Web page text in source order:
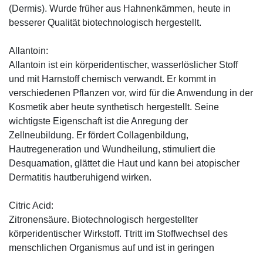
(Dermis). Wurde früher aus Hahnenkämmen, heute in
besserer Qualität biotechnologisch hergestellt.
Allantoin:
Allantoin ist ein körperidentischer, wasserlöslicher Stoff
und mit Harnstoff chemisch verwandt. Er kommt in
verschiedenen Pflanzen vor, wird für die Anwendung in der
Kosmetik aber heute synthetisch hergestellt. Seine
wichtigste Eigenschaft ist die Anregung der
Zellneubildung. Er fördert Collagenbildung,
Hautregeneration und Wundheilung, stimuliert die
Desquamation, glättet die Haut und kann bei atopischer
Dermatitis hautberuhigend wirken.
Citric Acid:
Zitronensäure. Biotechnologisch hergestellter
körperidentischer Wirkstoff. Ttritt im Stoffwechsel des
menschlichen Organismus auf und ist in geringen